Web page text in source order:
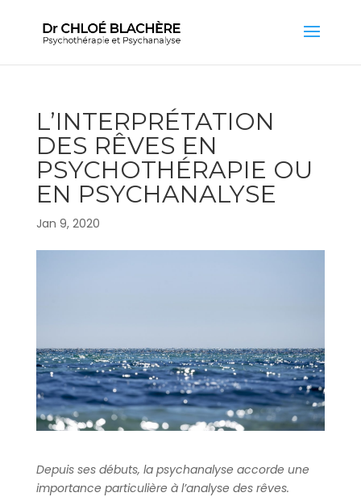
L’INTERPRÉTATION
DES RÊVES EN
PSYCHOTHÉRAPIE OU
EN PSYCHANALYSE
Jan 9, 2020
Depuis ses débuts, la psychanalyse accorde une
importance particulière à l’analyse des rêves.